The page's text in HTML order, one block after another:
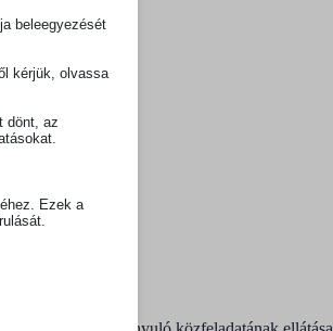
beleegyezését
kérjük, olvassa
dönt, az
Ezek a